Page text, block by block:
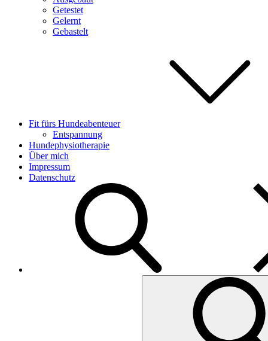
Getestet
Gelernt
Gebastelt
Fit fürs Hundeabenteuer
Entspannung
Hundephysiotherapie
Über mich
Impressum
Datenschutz